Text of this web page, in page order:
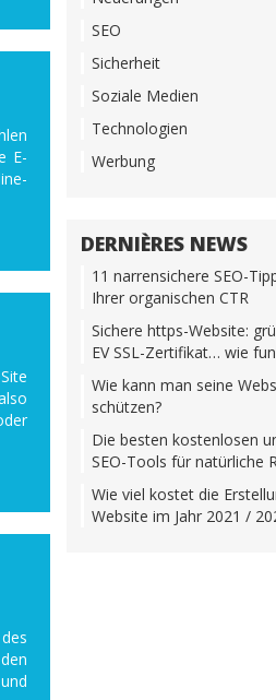
E-
SEO
Sicherheit
Soziale Medien
Technologien
Werbung
DERNIÈRES NEWS
11 narrensichere SEO-
Ihrer organischen CTR
Sichere https-Website:
EV SSL-Zertifikat… wie
Wie kann man seine
schützen?
Die besten kostenlosen
SEO-Tools für natürliche
Wie viel kostet die
Website im Jahr 2021 /